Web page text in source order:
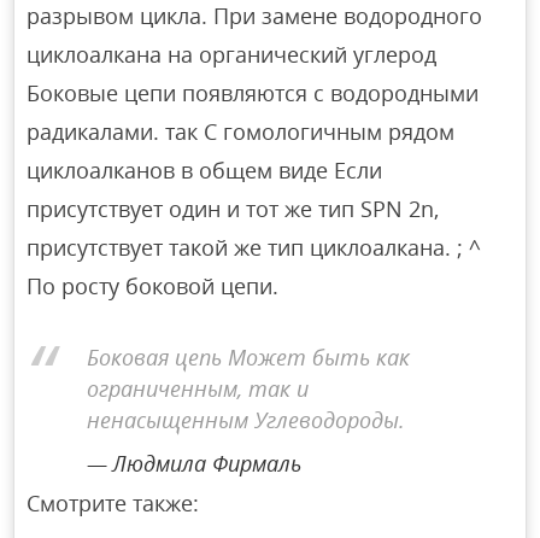
разрывом цикла. При замене водородного
циклоалкана на органический углерод
Боковые цепи появляются с водородными
радикалами. так С гомологичным рядом
циклоалканов в общем виде Если
присутствует один и тот же тип SPN 2n,
присутствует такой же тип циклоалкана. ; ^
По росту боковой цепи.
Боковая цепь Может быть как
ограниченным, так и
ненасыщенным Углеводороды.
Людмила Фирмаль
Смотрите также: